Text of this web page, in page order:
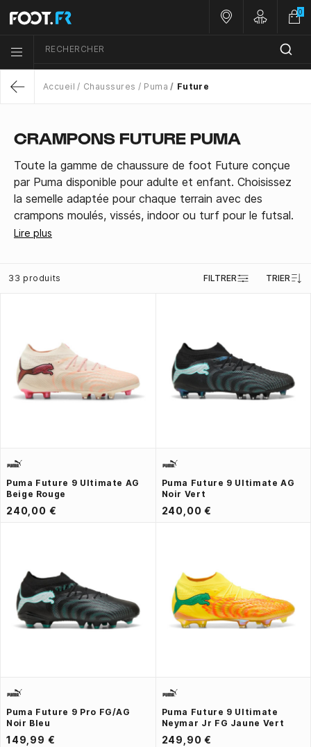
Menu list icon
RECHERCHER
Nos magasins
Customer
0
Accueil Chaussures Puma Future
CRAMPONS FUTURE PUMA
Toute la gamme de chaussure de foot Future conçue
par Puma disponible pour adulte et enfant. Choisissez
la semelle adaptée pour chaque terrain avec des
crampons moulés, vissés, indoor ou turf pour le futsal.
Lire plus
33 produits FILTRER TRIER
Puma Future 9 Ultimate AG
Beige Rouge
240,00 €
Puma Future 9 Ultimate AG
Noir Vert
240,00 €
Puma Future 9 Pro FG/AG
Noir Bleu
149,99 €
Puma Future 9 Ultimate
Neymar Jr FG Jaune Vert
249,90 €